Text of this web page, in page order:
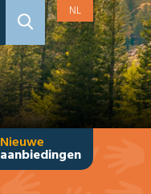
NL
Nieuwe
aanbiedingen